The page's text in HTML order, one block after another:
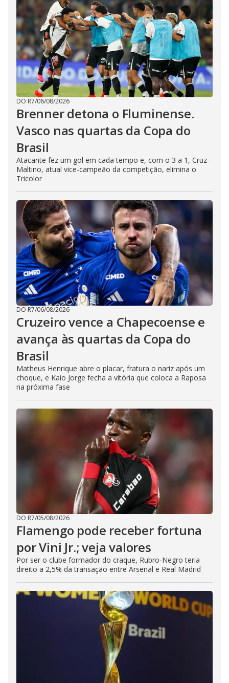
DO R7/06/08/2026
Brenner detona o Fluminense.
Vasco nas quartas da Copa do
Brasil
Atacante fez um gol em cada tempo e, com o 3 a 1, Cruz-
Maltino, atual vice-campeão da competição, elimina o
Tricolor
DO R7/06/08/2026
Cruzeiro vence a Chapecoense e
avança às quartas da Copa do
Brasil
Matheus Henrique abre o placar, fratura o nariz após um
choque, e Kaio Jorge fecha a vitória que coloca a Raposa
na próxima fase
DO R7/05/08/2026
Flamengo pode receber fortuna
por Vini Jr.; veja valores
Por ser o clube formador do craque, Rubro-Negro teria
direito a 2,5% da transação entre Arsenal e Real Madrid